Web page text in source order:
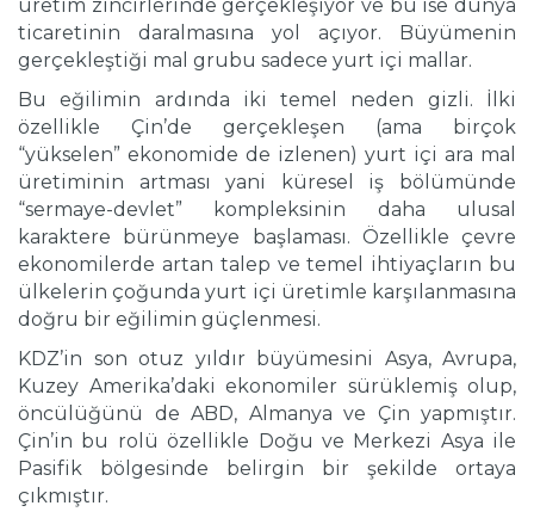
üretim zincirlerinde gerçekleşiyor ve bu ise dünya
ticaretinin daralmasına yol açıyor. Büyümenin
gerçekleştiği mal grubu sadece yurt içi mallar.
Bu eğilimin ardında iki temel neden gizli. İlki
özellikle Çin’de gerçekleşen (ama birçok
“yükselen” ekonomide de izlenen) yurt içi ara mal
üretiminin artması yani küresel iş bölümünde
“sermaye-devlet” kompleksinin daha ulusal
karaktere bürünmeye başlaması. Özellikle çevre
ekonomilerde artan talep ve temel ihtiyaçların bu
ülkelerin çoğunda yurt içi üretimle karşılanmasına
doğru bir eğilimin güçlenmesi.
KDZ’in son otuz yıldır büyümesini Asya, Avrupa,
Kuzey Amerika’daki ekonomiler sürüklemiş olup,
öncülüğünü de ABD, Almanya ve Çin yapmıştır.
Çin’in bu rolü özellikle Doğu ve Merkezi Asya ile
Pasifik bölgesinde belirgin bir şekilde ortaya
çıkmıştır.